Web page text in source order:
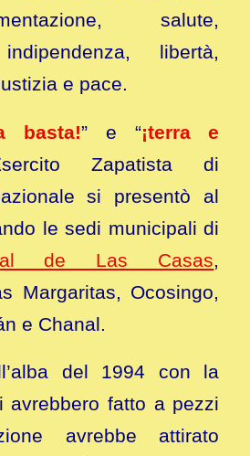
salute,
libertà,
e pace.
basta!” e “¡terra e
Zapatista di
si presentò al
le sedi municipali di
de Las Casas
Margaritas, Ocosingo,
e Chanal.
del 1994 con la
avrebbero fatto a pezzi
avrebbe attirato